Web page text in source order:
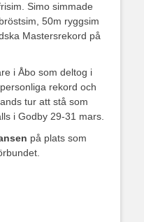
Simo simmade
50m ryggsim
Mastersrekord på
i Åbo som deltog i
rekord och
tur att stå som
i Godby 29-31 mars.
på plats som